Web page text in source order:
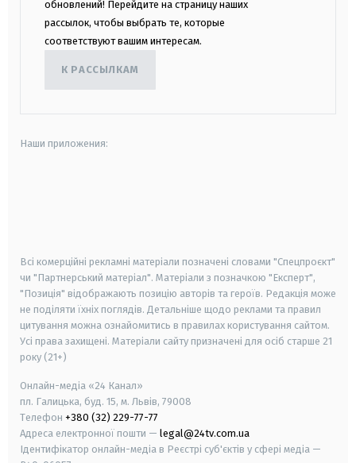
обновлений! Перейдите на страницу наших
рассылок, чтобы выбрать те, которые
соответствуют вашим интересам.
К РАССЫЛКАМ
Наши приложения:
Всі комерційні рекламні матеріали позначені словами "Спецпроєкт"
чи "Партнерський матеріал". Матеріали з позначкою "Експерт",
"Позиція" відображають позицію авторів та героїв. Редакція може
не поділяти їхніх поглядів. Детальніше щодо реклами та правил
цитування можна ознайомитись в правилах користування сайтом.
Усі права захищені. Матеріали сайту призначені для осіб старше 21
року (21+)
Онлайн-медіа «24 Канал»
пл. Галицька, буд. 15, м. Львів, 79008
Телефон +380 (32) 229-77-77
Адреса електронної пошти — legal@24tv.com.ua
Ідентифікатор онлайн-медіа в Реєстрі суб'єктів у сфері медіа —